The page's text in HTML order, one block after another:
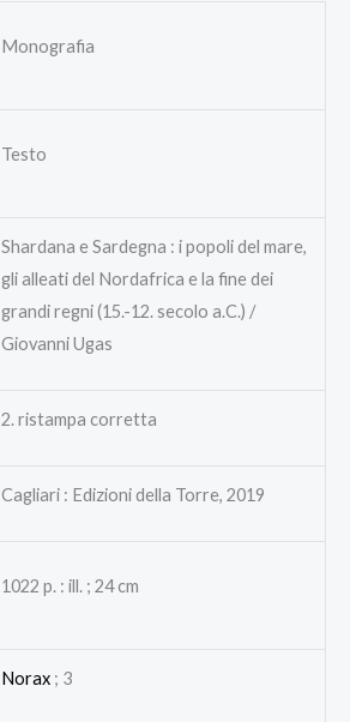
Monografia
Testo
Shardana e Sardegna : i popoli del mare,
gli alleati del Nordafrica e la fine dei
grandi regni (15.-12. secolo a.C.) /
Giovanni Ugas
2. ristampa corretta
Cagliari : Edizioni della Torre, 2019
1022 p. : ill. ; 24 cm
Norax; 3